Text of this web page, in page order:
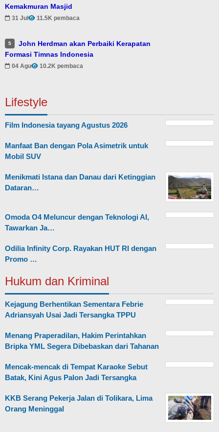
Kemakmuran Masjid
31 Jul 11.5K pembaca
5
John Herdman akan Perbaiki Kerapatan
Formasi Timnas Indonesia
04 Agu 10.2K pembaca
Lifestyle
Film Indonesia tayang Agustus 2026
Manfaat Ban dengan Pola Asimetrik untuk
Mobil SUV
Menikmati Istana dan Danau dari Ketinggian
Dataran…
Omoda O4 Meluncur dengan Teknologi AI,
Tawarkan Ja…
Odilia Infinity Corp. Rayakan HUT RI dengan
Promo …
Hukum dan Kriminal
Kejagung Berhentikan Sementara Febrie
Adriansyah Usai Jadi Tersangka TPPU
Menang Praperadilan, Hakim Perintahkan
Bripka YML Segera Dibebaskan dari Tahanan
Mencak-mencak di Tempat Karaoke Sebut
Batak, Kini Agus Palon Jadi Tersangka
KKB Serang Pekerja Jalan di Tolikara, Lima
Orang Meninggal